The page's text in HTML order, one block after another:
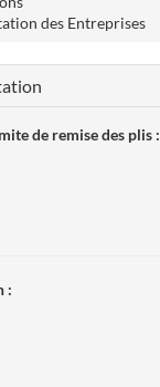
des Entreprises
de remise des plis :
: